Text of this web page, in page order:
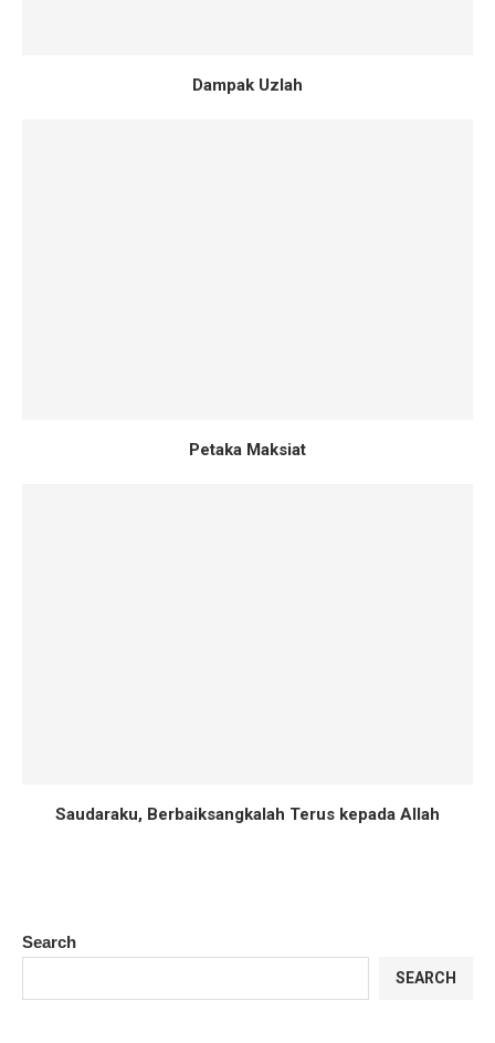
Dampak Uzlah
Petaka Maksiat
Saudaraku, Berbaiksangkalah Terus kepada Allah
Search
SEARCH